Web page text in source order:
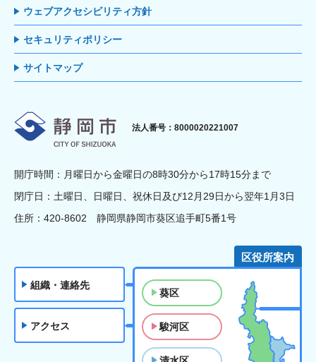
ウェブアクセシビリティ方針
セキュリティポリシー
サイトマップ
静岡市
法人番号：8000020221007
開庁時間：月曜日から金曜日の8時30分から17時15分まで
閉庁日：土曜日、日曜日、祝休日及び12月29日から翌年1月3日
住所：420-8602 静岡県静岡市葵区追手町5番1号
組織・連絡先
アクセス
区役所案内
葵区
駿河区